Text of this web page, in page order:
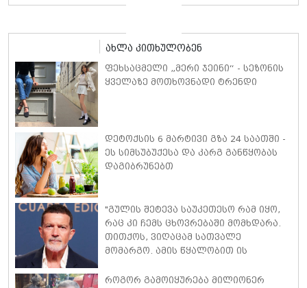
მინიკაბით გამოჩნდა
ახლა კითხულობენ
ფეხსაცმელი „მერი ჯეინი“ - სეზონის
ყველაზე მოთხოვნადი ტრენდი
დეტოქსის 6 მარტივი გზა 24 საათში -
ეს სიმსუბუქესა და კარგ განწყობას
დაგიბრუნებთ
"გულის შეტევა საუკეთესო რამ იყო,
რაც კი ჩემს ცხოვრებაში მომხდარა.
თითქოს, ვიღაცამ სათვალე
მომარგო. ამის წყალობით ის
ვერ ვამჩნევდი" - ანტონიო ბანდერასი
როგორ გამოიყურება მილიონერ